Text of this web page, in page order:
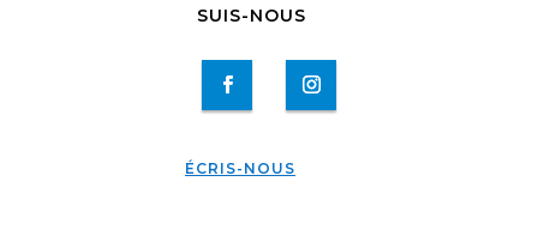
SUIS-NOUS
ÉCRIS-NOUS